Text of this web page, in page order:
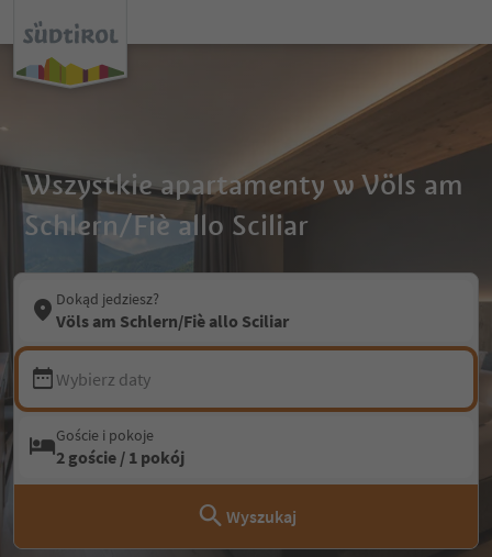
Wszystkie apartamenty w Völs am
Schlern/Fiè allo Sciliar
Dokąd jedziesz?
Völs am Schlern/Fiè allo Sciliar
Wybierz daty
Goście i pokoje
2 goście / 1 pokój
Wyszukaj